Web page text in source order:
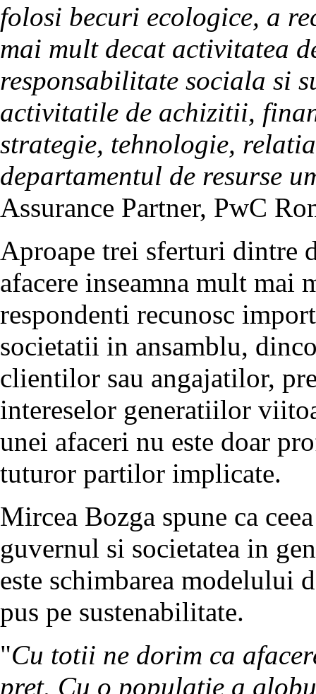
folosi becuri ecologice, a
mai mult decat activitatea
responsabilitate sociala si
activitatile de achizitii,
strategie, tehnologie,
departamentul de resurse
Assurance Partner, PwC
Aproape trei sferturi dintre
afacere inseamna mult mai
respondenti recunosc
societatii in ansamblu,
clientilor sau angajatilor,
intereselor generatiilor
unei afaceri nu este doar
tuturor partilor implicate.
Mircea Bozga spune ca
guvernul si societatea in
este schimbarea modelului
pus pe sustenabilitate.
"Cu totii ne dorim ca
pret. Cu o populatie a